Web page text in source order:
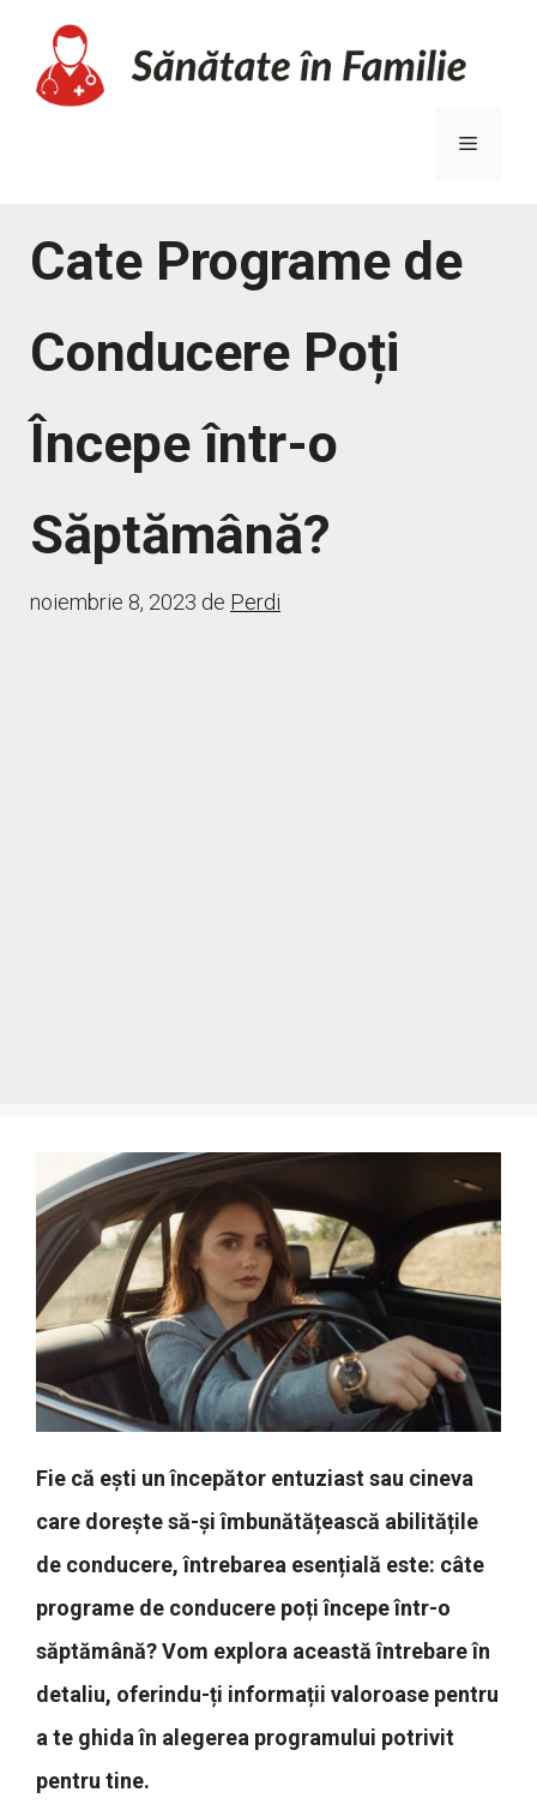
conținut
Meniu
Cate Programe de
Conducere Poți
Începe într-o
Săptămână?
noiembrie 8, 2023 de Perdi
Fie că ești un începător entuziast sau cineva
care dorește să-și îmbunătățească abilitățile
de conducere, întrebarea esențială este: câte
programe de conducere poți începe într-o
săptămână? Vom explora această întrebare în
detaliu, oferindu-ți informații valoroase pentru
a te ghida în alegerea programului potrivit
pentru tine.